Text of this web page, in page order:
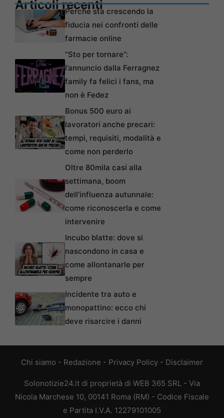
Articoli recentiPerché sta crescendo la
fiducia nei confronti delle
farmacie online
“Sto per tornare”:
l’annuncio dalla Ferragnez
family fa felici i fans, ma
non è Fedez
Bonus 500 euro ai
lavoratori anche precari:
tempi, requisiti, modalità e
come non perderlo
Oltre 80mila casi alla
settimana, boom
dell’influenza autunnale:
come riconoscerla e come
intervenire
Incubo blatte: dove si
nascondono in casa e
come allontanarle per
sempre
Incidente tra auto e
monopattino: ecco chi
deve risarcire i danni
Chi siamo - Redazione - Privacy Policy - Disclaimer
Solonotizie24.it di proprietà di WEB 365 SRL - Via
Nicola Marchese 10, 00141 Roma (RM) - Codice Fiscale
e Partita I.V.A. 12279101005